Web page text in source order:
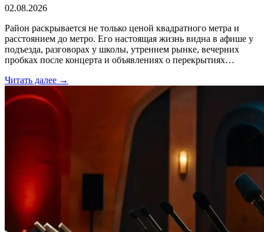
02.08.2026
Район раскрывается не только ценой квадратного метра и
расстоянием до метро. Его настоящая жизнь видна в афише у
подъезда, разговорах у школы, утреннем рынке, вечерних
пробках после концерта и объявлениях о перекрытиях…
Читать далее →